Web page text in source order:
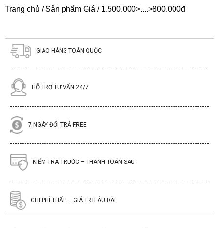
Trang chủ / Sản phẩm Giá / 1.500.000>....>800.000đ
GIAO HÀNG TOÀN QUỐC
HỖ TRỢ TƯ VẤN 24/7
7 NGÀY ĐỔI TRẢ FREE
KIỂM TRA TRƯỚC – THANH TOÁN SAU
CHI PHÍ THẤP – GIÁ TRỊ LÂU DÀI